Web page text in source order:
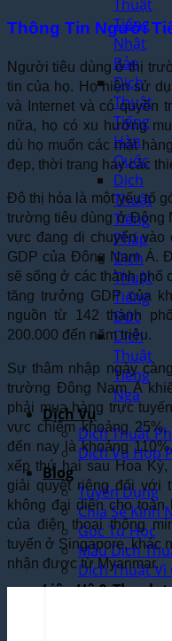
Thuật
Tiếng
Nhật
Bản
Dịch
Thuật
Tiếng
Hàn
Quốc
Dịch
Thuật
Tiếng
Pháp
Dịch
Thuật
Tiếng
Đức
Dịch
Thuật
Tiếng
Nga
Dịch Vụ
Dịch Thuật
Dịch Vụ Hợp
Blog
Tuyển Dụng
Chia Sẻ Kinh
Góc Tự Học
Mẫu Dịch
Dịch Thuật
Liên Hệ & Thanh
Thông Tin Người
Người tiêu dùng ở thị
tin của họ. Họ hiện sử
và Internet và có quyền
nữa, họ có xu hướng
dù họ muốn các mặt
đẹp, thời trang hay các
Đô thị hóa là một yếu tố
trường tiêu dùng ở Đông
vực đang di chuyển vào
GDP của Đông Nam Á.
sẽ sống ở các thành phố
tăng trưởng GDP của
nguồn từ 142 thành
200.000 đến năm triệu.
Sự thâm nhập ngày
trường Đông Nam Á
phải mua hàng trực
vực chiếm khoảng
đến nay là khoảng
xếp thứ hai sau Hoa
giải quyết riêng đối với
không đại diện cho
của điện thoại thông
tuyến ở Singapore, khác
nhận được từ Myanmar.